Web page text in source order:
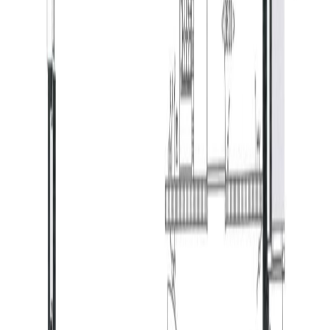
Is een bruisend dorp gelegen ten zuiden van Tilburg.
Goirle is een gemeente met ruim 20.000 inwoners. Het
dorp beschikt over een eigen winkelcentrum, genaamd
De Hovel. Tevens zijn er diverse winkels te vinden op
de Tilburgseweg en op het Koningsschild. Goirle
beschikt over meerdere basisscholen en een
middelbare school. Ook is er speciaal onderwijs
aanwezig in Goirle. Naast scholen zijn er in het dorp
diverse sportvoorzieningen te vinden. Zo zijn er in het
dorp twee voetbalclubs (VOAB & GSBW), een
tennisvereniging (LTC) en zijn er meerde sporthallen
waar zaalsporten beoefend kunnen worden. Het
cultureel centrum Jan van Besouwhuis draagt bij aan het
culturele klimaat in Goirle. Hier zijn het hele jaar door
diverse optredens en daarnaast huisvesten vele
verenigingen zich hier. Naast het cultureel centrum zijn
er diverse bruisende horecagelegenheden te vinden in
het centrum van Goirle. Tevens beschikt Goirle over een
prachtige natuur. Denk hierbij aan de Regte Heide, maar